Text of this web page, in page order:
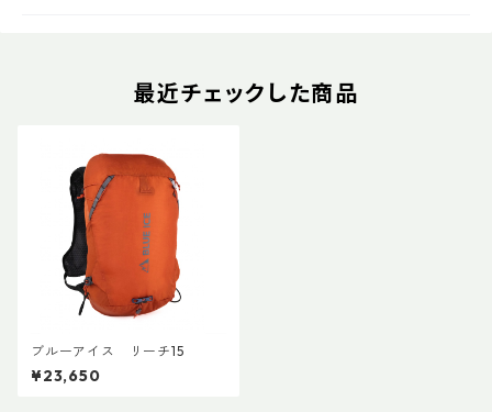
最近チェックした商品
ブルーアイス リーチ15
¥23,650